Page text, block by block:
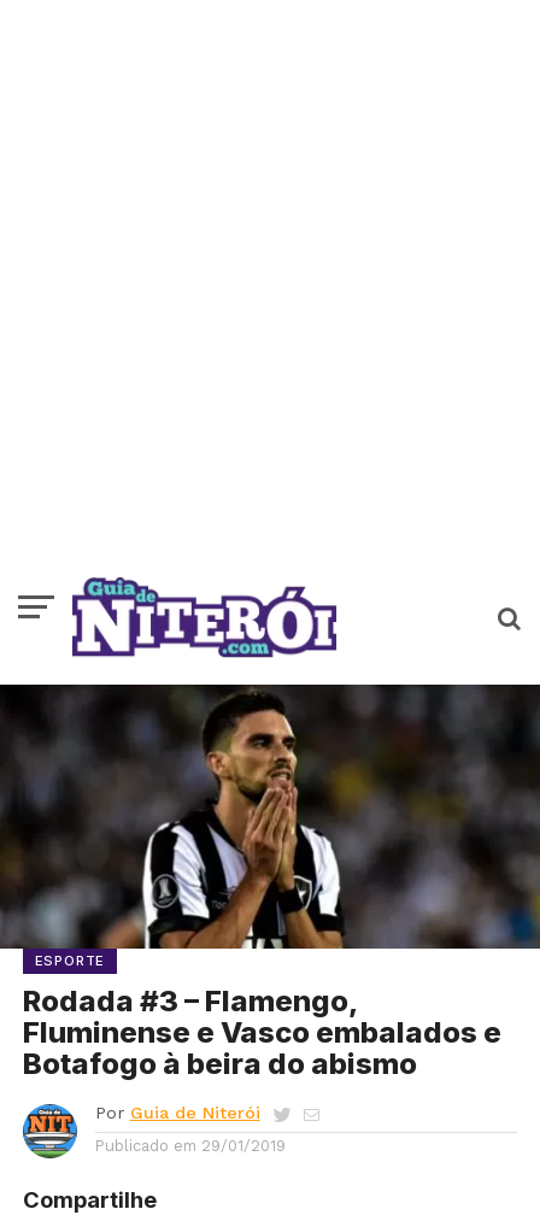
ESPORTE
Rodada #3 – Flamengo,
Fluminense e Vasco embalados e
Botafogo à beira do abismo
Por Guia de Niterói
Publicado em 29/01/2019
Compartilhe